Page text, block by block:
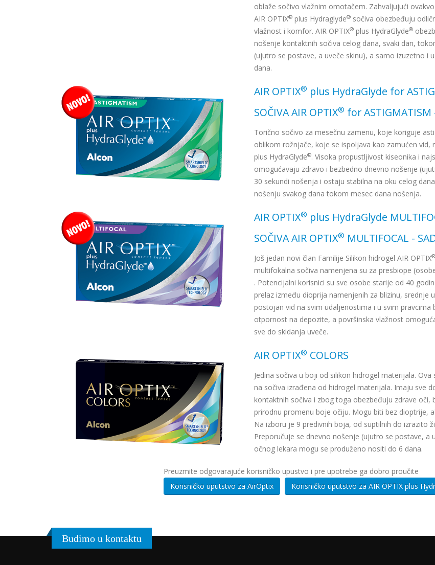
oblaže sočivo vlažnim omotačem. Zahvaljujući
AIR OPTIX® plus Hydraglyde® sočiva obezbeđuju
vlažnost i komfor. AIR OPTIX® plus HydraGlyde®
nošenje kontaktnih sočiva celog dana, svaki dan,
(ujutro se postave, a uveče skinu), a samo izuzetno
dana.
AIR OPTIX® plus HydraGlyde for
SOČIVA AIR OPTIX® for ASTIGMATISM
Torično sočivo za mesečnu zamenu, koje koriguje
oblikom rožnjače, koje se ispoljava kao zamućen vid,
plus HydraGlyde®. Visoka propustljivost kiseonika i
omogućavaju zdravo i bezbedno dnevno nošenje
30 sekundi nošenja i ostaju stabilna na oku celog
nošenju svakog dana tokom mesec dana nošenja.
AIR OPTIX® plus HydraGlyde
SOČIVA AIR OPTIX® MULTIFOCAL -
Još jedan novi član Familije Silikon hidrogel AIR OPTIX®
multifokalna sočiva namenjena su za presbiope
. Potencijalni korisnici su sve osobe starije od 40
prelaz između dioprija namenjenih za blizinu,
postojan vid na svim udaljenostima i u svim
otpornost na depozite, a površinska vlažnost
sve do skidanja uveče.
AIR OPTIX® COLORS
Jedina sočiva u boji od silikon hidrogel materijala.
na sočiva izrađena od hidrogel materijala. Imaju sve
kontaktnih sočiva i zbog toga obezbeđuju zdrave
prirodnu promenu boje očiju. Mogu biti bez dioptrije,
Na izboru je 9 predivnih boja, od suptilnih do izrazito
Preporučuje se dnevno nošenje (ujutro se postave, a
očnog lekara mogu se produženo nositi do 6 dana.
Preuzmite odgovarajuće korisničko upustvo i pre upotrebe ga dobro proučite
Korisničko uputstvo za AirOptix
Korisničko uputstvo za AIR OPTIX plus
Budimo u kontaktu